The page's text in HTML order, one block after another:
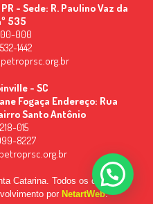
- Sede: R. Paulino Vaz da
535
000
1442
- SC
Fogaça Endereço: Rua
Santo Antônio
015
8227
Catarina. Todos os direitos
por NetartWeb.